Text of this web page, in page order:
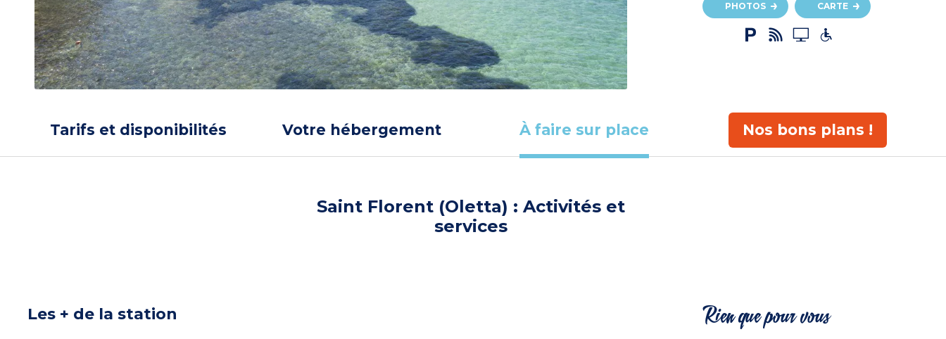
PHOTOS CARTE
Tarifs et disponibilités Votre hébergement À faire sur place Nos bons plans !
Saint Florent (Oletta) : Activités et
services
Les + de la station Rien que pour vous